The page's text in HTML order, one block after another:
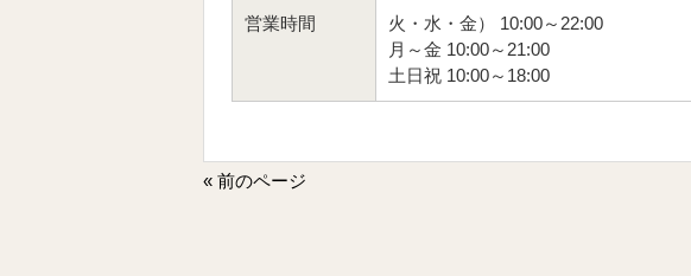
営業時間
火・水・金） 10:00～22:00
月～金 10:00～21:00
土日祝 10:00～18:00
« 前のページ